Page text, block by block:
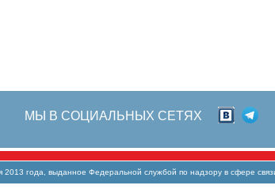
МЫ В СОЦИАЛЬНЫХ СЕТЯХ
года, выданное Федеральной службой по надзору в сфере